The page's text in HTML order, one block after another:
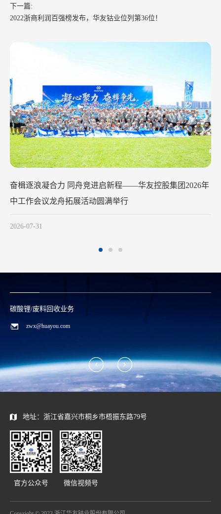
华友钴业2026年中工作会议在苏州召开
下一篇:
2022浙商利润百强榜发布，华友钴业位列第36位！
碳酸锂/废料回收业务
zwx@huayou.com
地址：浙江省嘉兴市桐乡市梧振东路79号
官方公众号 微信视频号